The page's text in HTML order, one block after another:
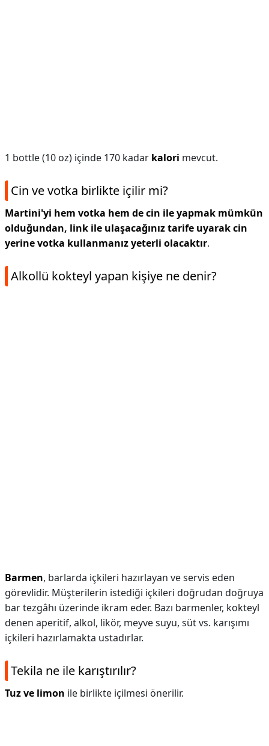
1 bottle (10 oz) içinde 170 kadar kalori mevcut.
Cin ve votka birlikte içilir mi?
Martini'yi hem votka hem de cin ile yapmak mümkün
olduğundan, link ile ulaşacağınız tarife uyarak cin
yerine votka kullanmanız yeterli olacaktır.
Alkollü kokteyl yapan kişiye ne denir?
Barmen, barlarda içkileri hazırlayan ve servis eden
görevlidir. Müşterilerin istediği içkileri doğrudan doğruya
bar tezgâhı üzerinde ikram eder. Bazı barmenler, kokteyl
denen aperitif, alkol, likör, meyve suyu, süt vs. karışımı
içkileri hazırlamakta ustadırlar.
Tekila ne ile karıştırılır?
Tuz ve limon ile birlikte içilmesi önerilir.